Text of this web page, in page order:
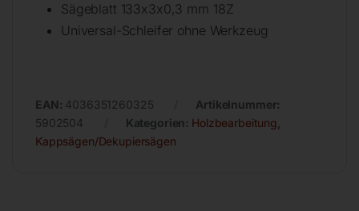
Sägeblatt 133x3x0,3 mm 18Z
Universal-Schleifer ohne Werkzeug
EAN: 4036351260325
Artikelnummer:
5902504
Kategorien: Holzbearbeitung
Kappsägen/Dekupiersägen